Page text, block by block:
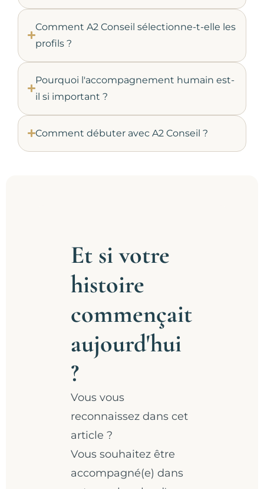
Comment A2 Conseil sélectionne-t-elle les
profils ?
Pourquoi l'accompagnement humain est-
il si important ?
Comment débuter avec A2 Conseil ?
Et si votre
histoire
commençait
aujourd'hui
?
Vous vous
reconnaissez dans cet
article ?
Vous souhaitez être
accompagné(e) dans